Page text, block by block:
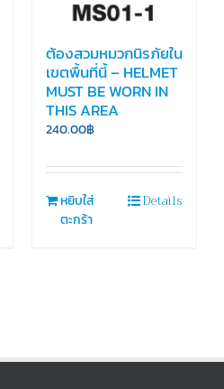
ต้องสวมหมวกนิรภัยใน
เขตพื้นที่นี้ – HELMET
MUST BE WORN IN
THIS AREA
240.00฿
หยิบใส่
ตะกร้า
Details